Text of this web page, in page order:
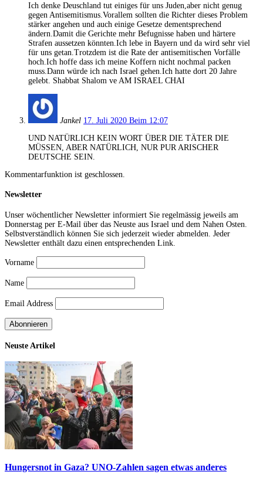
Ich denke Deuschland tut einiges für uns Juden,aber nicht genug
gegen Antisemitismus.Vorallem sollten die Richter dieses Problem
stärker angehen und auch einige Gesetze dementsprechend
ändern.Damit die Gerichte mehr Befugnisse haben und härtere
Strafen aussetzen könnten.Ich lebe in Bayern und da wird sehr viel
für uns getan.Trotzdem ist die Rate der antisemitischen Vorfälle
hoch.Ich hoffe dass ich meine Koffern nicht nochmal packen
muss.Dann würde ich nach Israel gehen.Ich hatte dort 20 Jahre
gelebt. Shabbat Shalom ve AM ISRAEL CHAI
Jankel 17. Juli 2020 Beim 12:07
UND NATÜRLICH KEIN WORT ÜBER DIE TÄTER DIE
MÜSSEN, ABER NATÜRLICH, NUR PUR ARISCHER
DEUTSCHE SEIN.
Kommentarfunktion ist geschlossen.
Newsletter
Unser wöchentlicher Newsletter informiert Sie regelmässig jeweils am
Donnerstag per E-Mail über das Neuste aus Israel und dem Nahen Osten.
Selbstverständlich können Sie sich jederzeit wieder abmelden. Jeder
Newsletter enthält dazu einen entsprechenden Link.
Vorname
Name
Email Address
Neuste Artikel
Hungersnot in Gaza? UNO-Zahlen sagen etwas anderes